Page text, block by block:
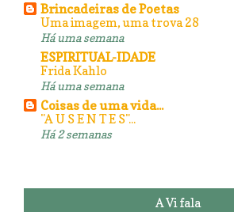
Brincadeiras de Poetas
Uma imagem, uma trova 28
Há uma semana
ESPIRITUAL-IDADE
Frida Kahlo
Há uma semana
Coisas de uma vida...
"A U S E N T E S"...
Há 2 semanas
A Vi fala